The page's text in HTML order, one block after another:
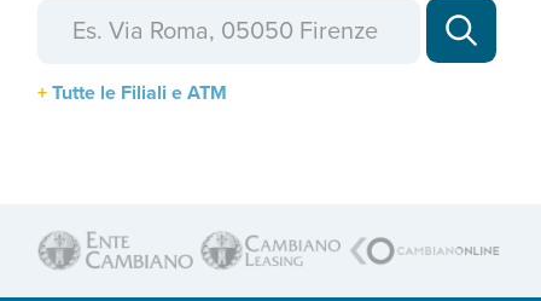
Tutte le Filiali e ATM